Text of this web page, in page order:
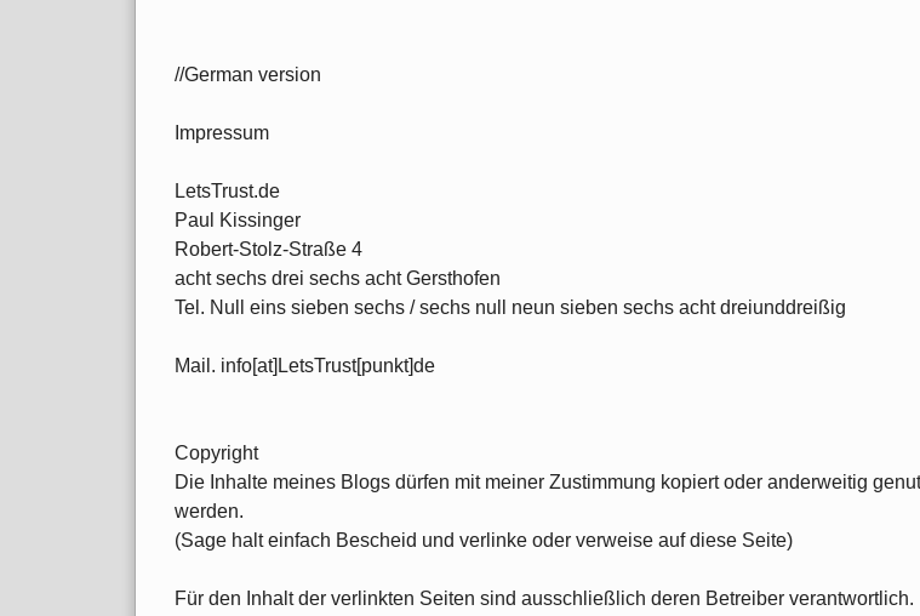
//German version
Impressum
LetsTrust.de
Paul Kissinger
Robert-Stolz-Straße 4
acht sechs drei sechs acht Gersthofen
Tel. Null eins sieben sechs / sechs null neun sieben sechs acht dreiunddreißig
Mail. info[at]LetsTrust[punkt]de
Copyright
Die Inhalte meines Blogs dürfen mit meiner Zustimmung kopiert oder anderweitig
werden.
(Sage halt einfach Bescheid und verlinke oder verweise auf diese Seite)
Für den Inhalt der verlinkten Seiten sind ausschließlich deren Betreiber verantwortlich.